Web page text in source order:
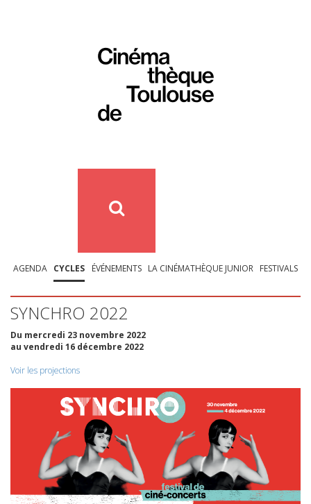
AGENDA CYCLES ÉVÉNEMENTS LA CINÉMATHÈQUE JUNIOR FESTIVALS
SYNCHRO 2022
Du mercredi 23 novembre 2022
au vendredi 16 décembre 2022
Voir les projections